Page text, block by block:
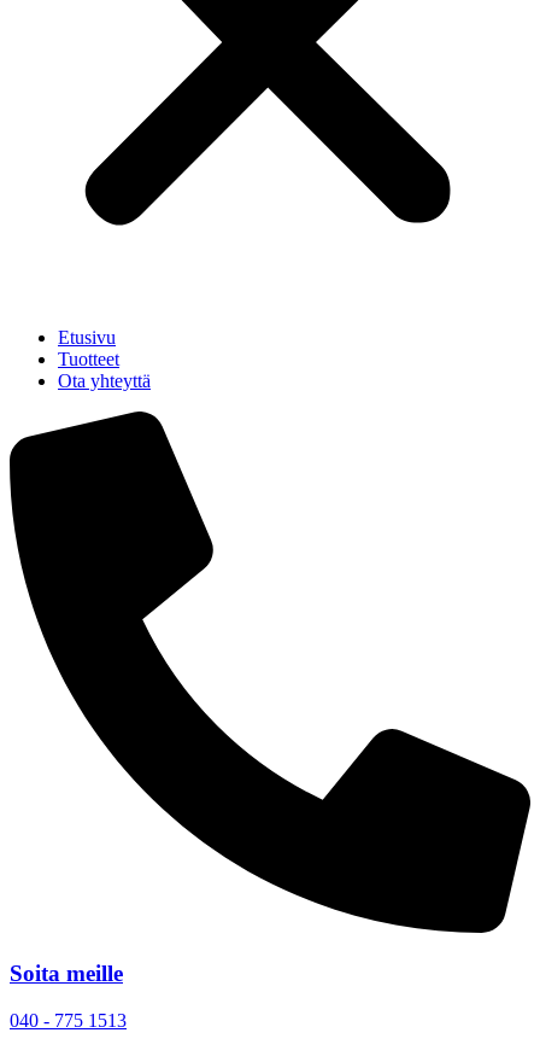
Etusivu
Tuotteet
Ota yhteyttä
Soita meille
040 - 775 1513